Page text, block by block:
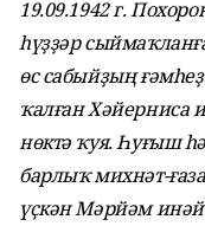
19.09.1942 г.
һүҙҙәр
өс сабыйҙың
ҡалған Хәйерниса
нөктә ҡуя. Һуғыш
барлыҡ михнәт-
үҫкән Мәрйәм